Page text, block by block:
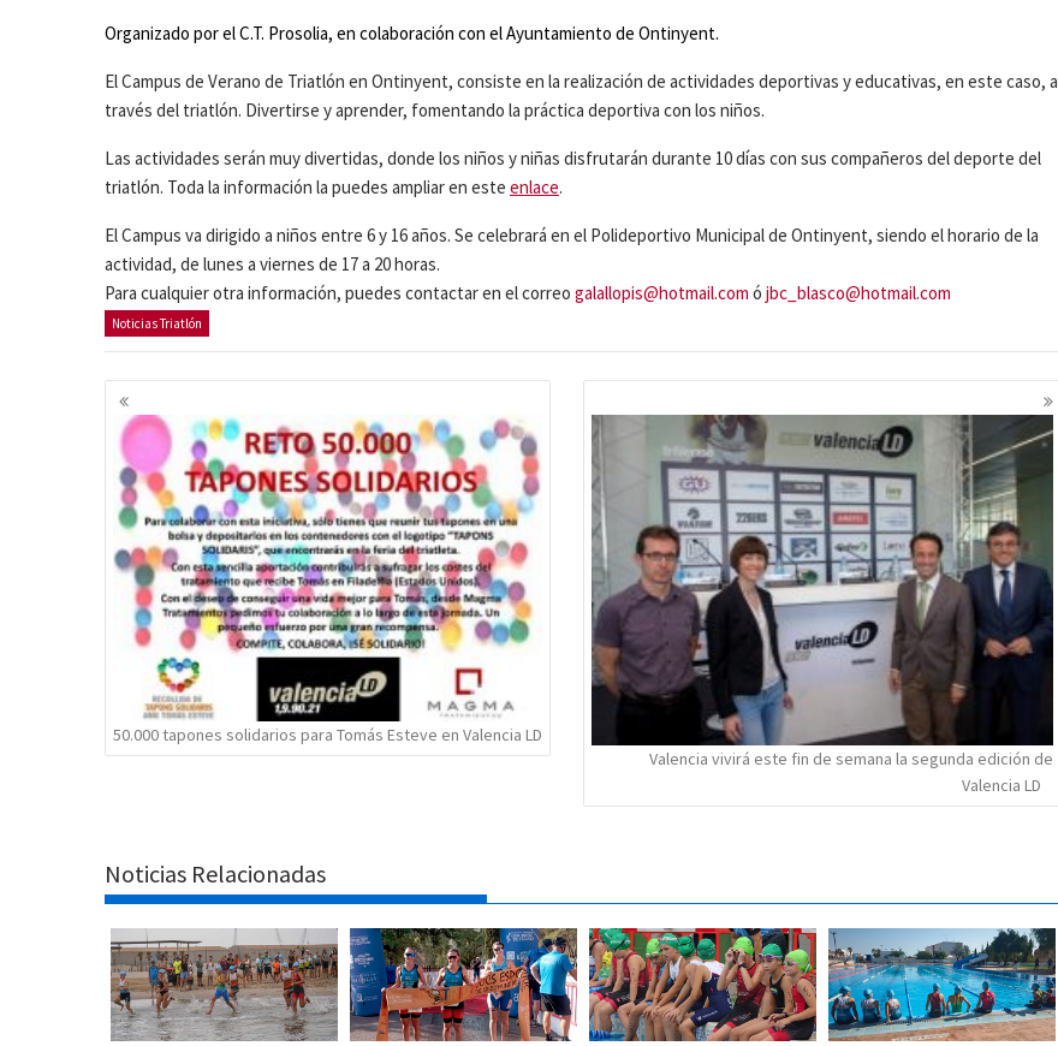
Organizado por el C.T. Prosolia, en colaboración con el Ayuntamiento de Ontinyent.
El Campus de Verano de Triatlón en Ontinyent, consiste en la realización de actividades deportivas y educativas, en este caso, a
través del triatlón. Divertirse y aprender, fomentando la práctica deportiva con los niños.
Las actividades serán muy divertidas, donde los niños y niñas disfrutarán durante 10 días con sus compañeros del deporte del
triatlón. Toda la información la puedes ampliar en este enlace.
El Campus va dirigido a niños entre 6 y 16 años. Se celebrará en el Polideportivo Municipal de Ontinyent, siendo el horario de la
actividad, de lunes a viernes de 17 a 20 horas.
Para cualquier otra información, puedes contactar en el correo galallopis@hotmail.com ó jbc_blasco@hotmail.com
Noticias Triatlón
Navegación
de
entradas
50.000 tapones solidarios para Tomás Esteve en Valencia LD
Valencia vivirá este fin de semana la segunda edición de
Valencia LD
Noticias Relacionadas